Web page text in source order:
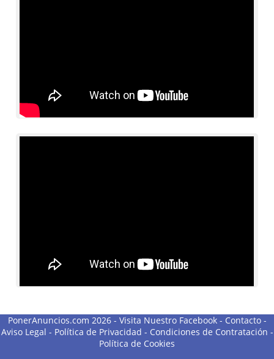
PonerAnuncios.com 2026 - Visita Nuestro Facebook- Contacto-
Aviso Legal - Política de Privacidad - Condiciones de Contratación -
Política de Cookies